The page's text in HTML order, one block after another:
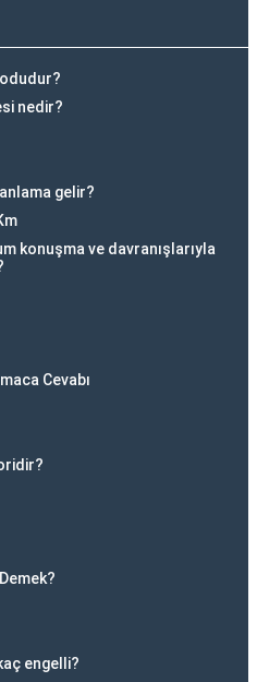
nedir?
gelir?
konuşma ve davranışlarıyla
Cevabı
engelli?